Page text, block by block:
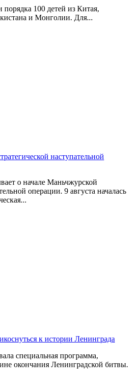
100 детей из Китая,
и Монголии. Для...
наступательной
о начале Маньчжурской
операции. 9 августа началась
к истории Ленинграда
специальная программа,
окончания Ленинградской битвы.